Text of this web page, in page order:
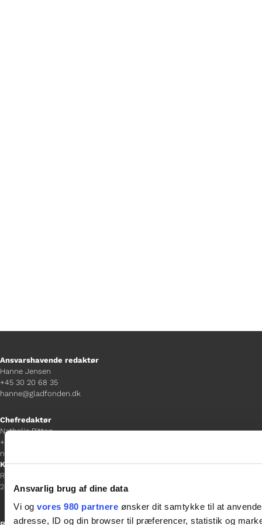
Ansvarlig brug af dine data
Vi og vores 980 partnere ønsker dit samtykke til at
adresse, ID og din browser til præferencer, statistik og
Ansvarshavende redaktør
Hanne Jensen
+45 30 20 68 35
hanne@gladfonden.dk
Chefredaktør
Nathalie Bitton
+45 26 25 17 65
nathalie@tv-glad.dk
København
Rentemestervej 45-47
2400 NV